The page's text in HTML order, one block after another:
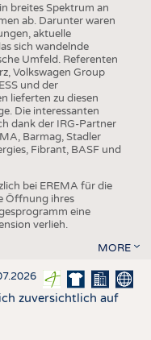
breites Spektrum an
ab. Darunter waren
aktuelle
sich wandelnde
Umfeld. Referenten
Volkswagen Group
und der
lieferten zu diesen
Die interessanten
dank der IRG-Partner
Barmag, Stadler
Fibrant, BASF und
bei EREMA für die
Öffnung ihres
eine
verlieh.
MORE
zuversichtlich auf